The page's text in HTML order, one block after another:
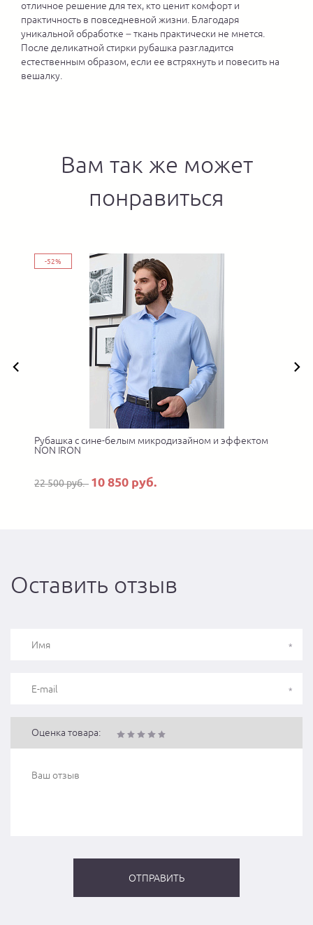
отличное решение для тех, кто ценит комфорт и
практичность в повседневной жизни. Благодаря
уникальной обработке – ткань практически не мнется.
После деликатной стирки рубашка разгладится
естественным образом, если ее встряхнуть и повесить на
вешалку.
Вам так же может
понравиться
-52%
Рубашка с сине-белым микродизайном и эффектом
NON IRON
22 500 руб. 10 850 руб.
Оставить отзыв
Оценка товара: